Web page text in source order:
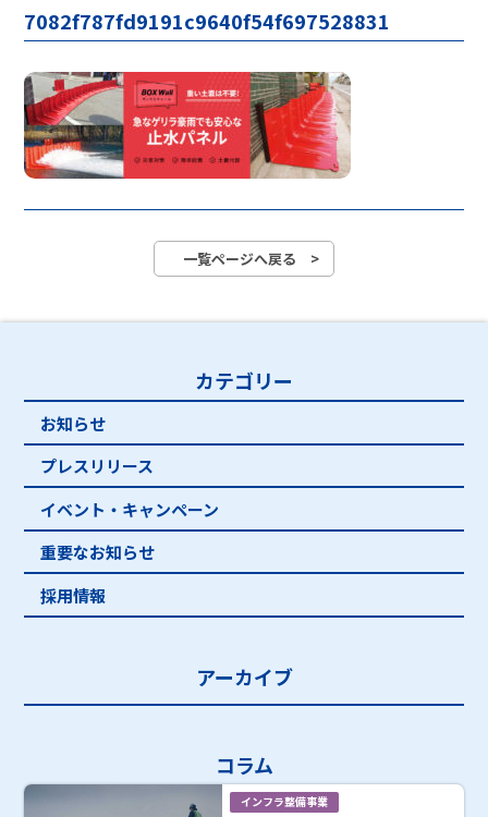
7082f787fd9191c9640f54f697528831
一覧ページへ戻る >
カテゴリー
お知らせ
プレスリリース
イベント・キャンペーン
重要なお知らせ
採用情報
アーカイブ
コラム
インフラ整備事業